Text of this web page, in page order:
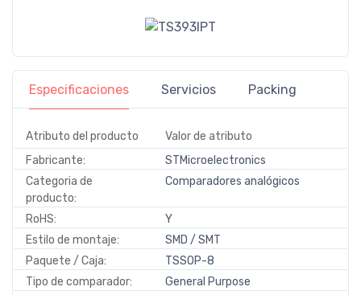
Especificaciones Servicios Packing
Atributo del producto
Valor de atributo
Fabricante:
STMicroelectronics
Categoria de
producto:
Comparadores analógicos
RoHS:
Y
Estilo de montaje:
SMD / SMT
Paquete / Caja:
TSSOP-8
Tipo de comparador:
General Purpose